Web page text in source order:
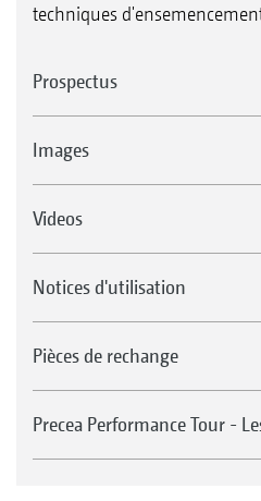
techniques
Prospectus
Images
Videos
Notices d'utilisation
Pièces de rechange
Precea Performance Tour -